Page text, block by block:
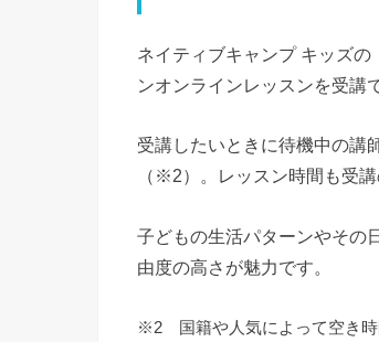
ネイティブキャンプ キッズ
ンオンラインレッスンを受講
受講したいときに待機中の講
（※2）。レッスン時間も受
子どもの生活パターンやその
由度の高さが魅力です。
※2 国籍や人気によって空き時